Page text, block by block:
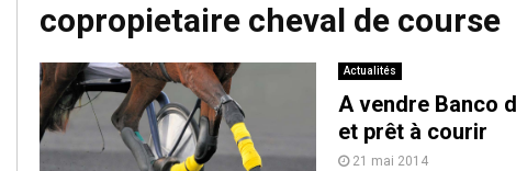
copropietaire cheval de course
Actualités
A vendre Banco
et prêt à courir
21 mai 2014